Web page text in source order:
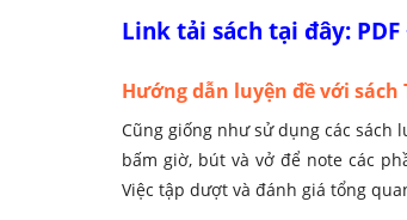
Link tải sách tại đây: PDF
Hướng dẫn luyện đề với sách
Cũng giống như sử dụng các sách
bấm giờ, bút và vở để note các
Việc tập dượt và đánh giá tổng